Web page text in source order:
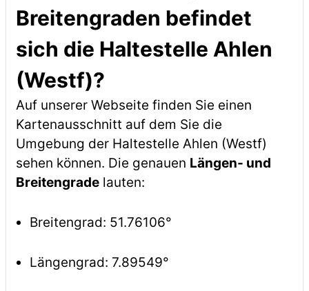
Breitengraden befindet
sich die Haltestelle Ahlen
(Westf)?
Auf unserer Webseite finden Sie einen
Kartenausschnitt auf dem Sie die
Umgebung der Haltestelle Ahlen (Westf)
sehen können. Die genauen Längen- und
Breitengradelauten:
Breitengrad: 51.76106°
Längengrad: 7.89549°